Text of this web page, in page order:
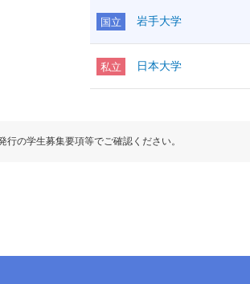
国立 岩手大学
私立 日本大学
の学生募集要項等でご確認ください。